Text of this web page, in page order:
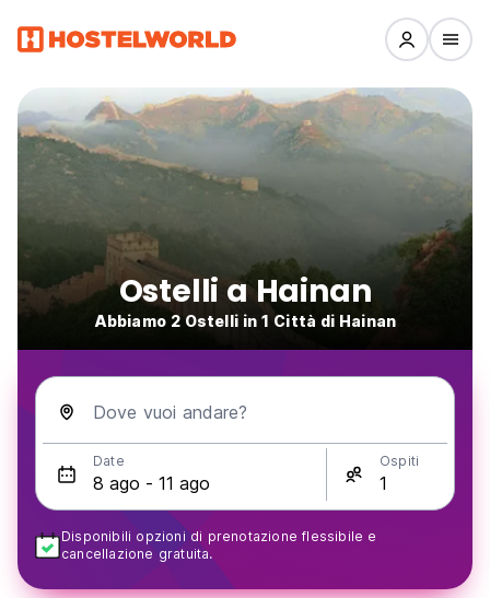
Ostelli a Hainan
Abbiamo 2 Ostelli in 1 Città di Hainan
Dove vuoi andare?
Date Ospiti
Disponibili opzioni di prenotazione flessibile e
cancellazione gratuita.